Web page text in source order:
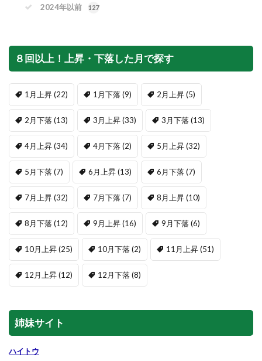
2024年以前 127
８回以上！上昇・下落した月で探す
1月上昇(22) 1月下落 (9) 2月上昇(5)
2月下落 (13) 3月上昇(33) 3月下落 (13)
4月上昇(34) 4月下落 (2) 5月上昇(32)
5月下落 (7) 6月上昇(13) 6月下落 (7)
7月上昇(32) 7月下落 (7) 8月上昇(10)
8月下落 (12) 9月上昇(16) 9月下落 (6)
10月上昇(25) 10月下落 (2) 11月上昇(51)
12月上昇(12) 12月下落 (8)
姉妹サイト
ハイトウ